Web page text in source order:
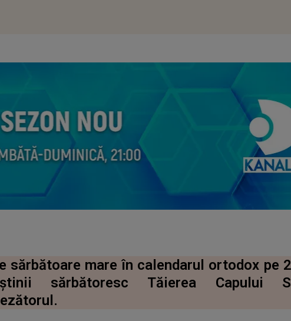
ARTICOLUL
sărbătoare mare în calendarul ortodox pe
sărbătoresc Tăierea Capului